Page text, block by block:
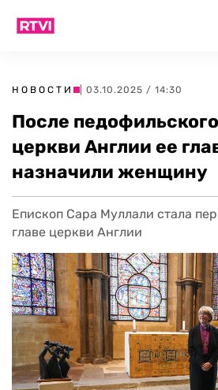
НОВОСТИ | 03.10.2025 / 14:30
После
церкви Англии ее
назначили женщину
Епископ Сара Муллали стала
главе церкви Англии